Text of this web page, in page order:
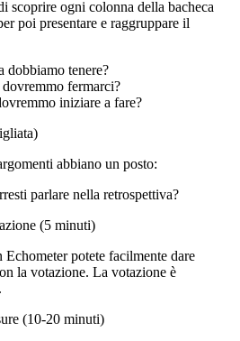
scoprire ogni colonna della bacheca
poi presentare e raggruppare il
dobbiamo tenere?
dovremmo fermarci?
iniziare a fare?
abbiano un posto:
parlare nella retrospettiva?
(5 minuti)
Echometer potete facilmente dare
la votazione. La votazione è
(10-20 minuti)